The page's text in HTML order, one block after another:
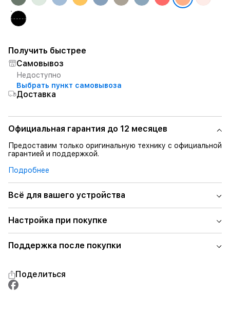
Получить быстрее
Самовывоз
Недоступно
Выбрать пункт самовывоза
Доставка
Официальная гарантия до 12 месяцев
Предоставим только оригинальную технику с официальной
гарантией и поддержкой.
Подробнее
Всё для вашего устройства
Настройка при покупке
Поддержка после покупки
Поделиться